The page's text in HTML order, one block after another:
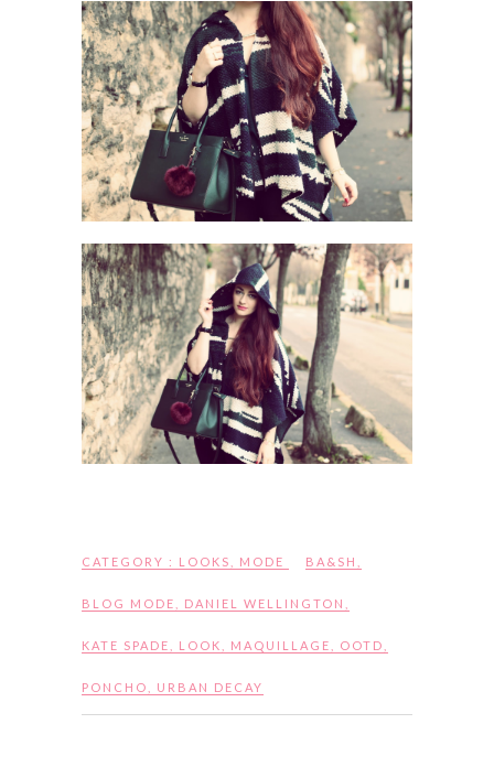
CATEGORY : LOOKS MODE BA&SH
BLOG MODE DANIEL WELLINGTON
KATE SPADE LOOK MAQUILLAGE OOTD
PONCHO URBAN DECAY